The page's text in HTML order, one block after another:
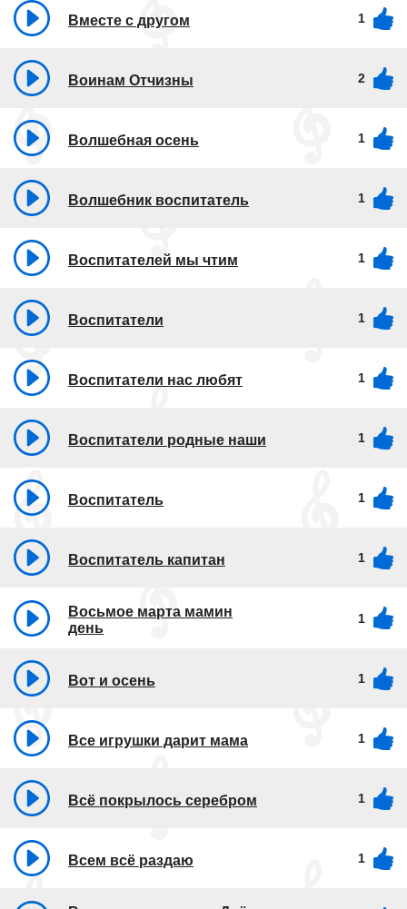
Вместе с другом 1
Воинам Отчизны 2
Волшебная осень 1
Волшебник воспитатель 1
Воспитателей мы чтим 1
Воспитатели 1
Воспитатели нас любят 1
Воспитатели родные наши 1
Воспитатель 1
Воспитатель капитан 1
Восьмое марта мамин
день
1
Вот и осень 1
Все игрушки дарит мама 1
Всё покрылось серебром 1
Всем всё раздаю 1